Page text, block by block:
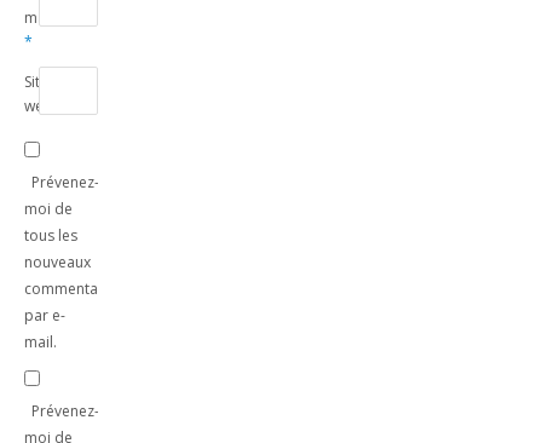
mail
*
Site
web
Prévenez-
moi de
tous les
nouveaux
commentaires
par e-
mail.
Prévenez-
moi de